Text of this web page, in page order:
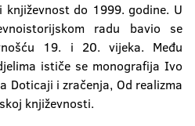
književnost do 1999. godine. U
radu bavio se
19. i 20. vijeka. Među
ističe se monografija Ivo
Doticaji i zračenja, Od realizma
književnosti.